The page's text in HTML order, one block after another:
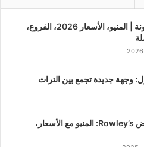
بيت المكرونة | المنيو، الأسعار 2026، الفروع،
وجهة جديدة تجمع بين التراث
روليز الرياض Rowley’s: المنيو مع الأسعار،